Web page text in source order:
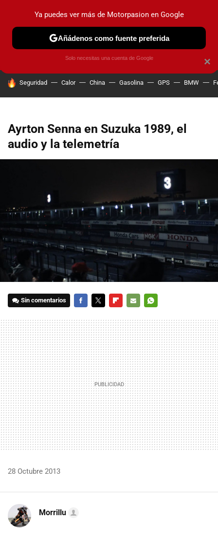
PRUEBAS COCHES ELÉCTRICOS OBSERVATORIO
HOY SE HABLA DE
Seguridad Calor China Gasolina GPS BMW
Ayrton Senna en Suzuka 1989, el
audio y la telemetría
Sin comentarios
MAIL
28 Octubre 2013
Morrillu
×
Ya puedes ver más de Motorpasion en Google
Añádenos como fuente preferida
Solo necesitas una cuenta de Google